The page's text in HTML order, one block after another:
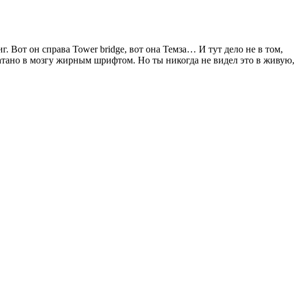
Вот он справа Tower bridge, вот она Темза… И тут дело не в том,
в мозгу жирным шрифтом. Но ты никогда не видел это в живую,